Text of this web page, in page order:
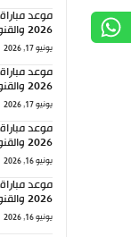
موعد
2026 والقنوات الناقلة
يونيو 17, 2026
موعد
2026 والقنوات الناقلة
يونيو 17, 2026
موعد
2026 والقنوات الناقلة
يونيو 16, 2026
موعد
2026 والقنوات الناقلة
يونيو 16, 2026